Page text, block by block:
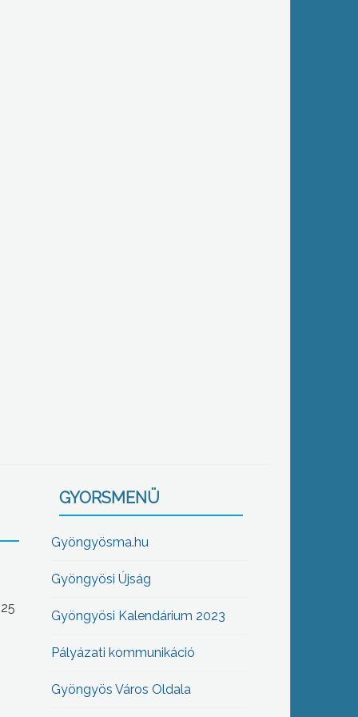
GYORSMENÜ
Gyöngyösma.hu
Gyöngyösi Újság
Gyöngyösi Kalendárium 2023
Pályázati kommunikáció
Gyöngyös Város Oldala